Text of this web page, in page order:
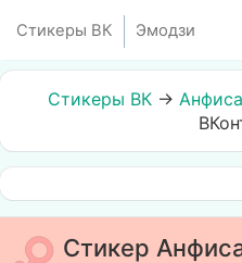
Стикеры ВК Эмодзи
Стикеры ВК → Анфиса
Стикер